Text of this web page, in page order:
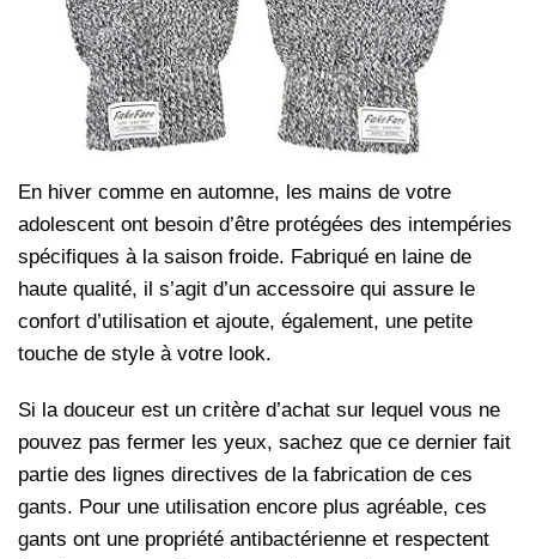
En hiver comme en automne, les mains de votre
adolescent ont besoin d’être protégées des intempéries
spécifiques à la saison froide. Fabriqué en laine de
haute qualité, il s’agit d’un accessoire qui assure le
confort d’utilisation et ajoute, également, une petite
touche de style à votre look.
Si la douceur est un critère d’achat sur lequel vous ne
pouvez pas fermer les yeux, sachez que ce dernier fait
partie des lignes directives de la fabrication de ces
gants. Pour une utilisation encore plus agréable, ces
gants ont une propriété antibactérienne et respectent